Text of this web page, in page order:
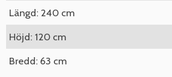
Längd: 240 cm
Höjd: 120 cm
Bredd: 63 cm